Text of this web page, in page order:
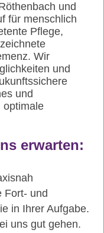
und
für menschlich
Pflege,
Wir
und
und
optimale
erwarten:
Fort- und
in Ihrer Aufgabe.
uns gut gehen.